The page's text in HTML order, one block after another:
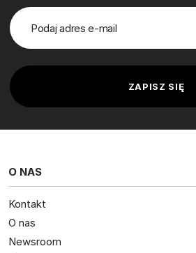
O NAS
Kontakt
O nas
Newsroom